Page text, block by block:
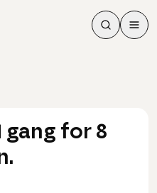
Søk
Søk
Meny
gang for 8